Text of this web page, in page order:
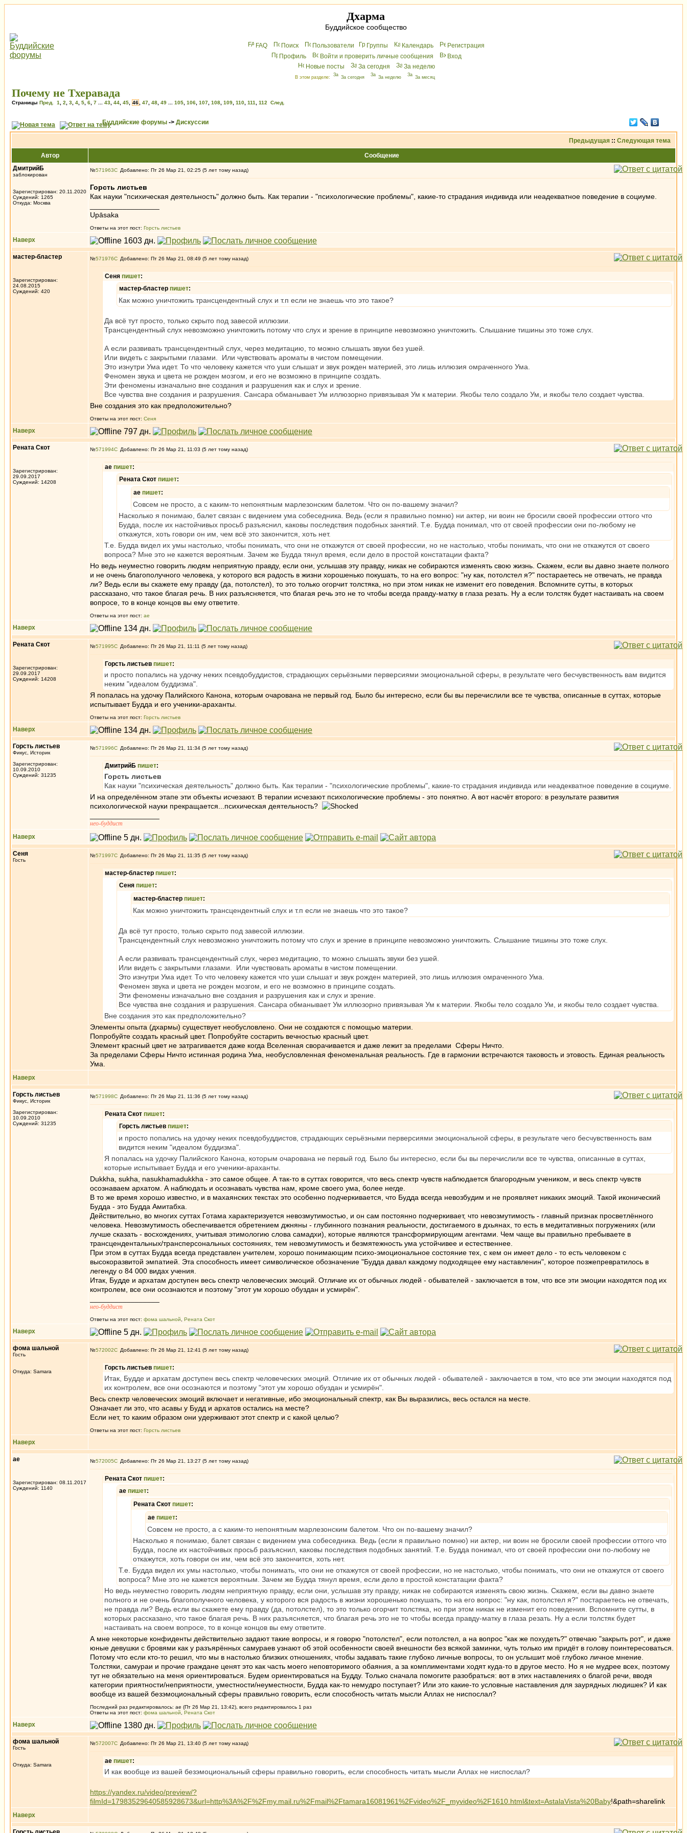
Дхарма
Буддийское сообщество
FAQ Поиск Пользователи Группы Календарь
Peгиcтрaция
Профиль
Войти и проверить личные сообщения
Вхoд
Новые посты
За сегодня За неделю
В этом разделе: За сегодня За неделю За месяц
Почему не Тхеравада
Страницы Пред. 1 2 3 4 5 6 7 43 44 45 46 47 48 49 105 106 107 108 109 110 111 112 След.
Буддийские форумы -> Дискуссии
Предыдущая :: Следующая тема
Автор
Сообщение
ДмитрийБ
заблокирован
Зарегистрирован: 20.11.2020
Суждений: 1265
Откуда: Москва
№571963 Добавлено: Пт 26 Мар 21, 02:25 (5 лет тому назад)
Горсть листьев
Как науки "психическая деятельность" должно быть. Как терапии - "психологические проблемы", какие-то страдания индивида или неадекватное поведение в социуме.
Upāsaka
Ответы на этот пост: Горсть листьев
Наверх
мастер-бластер
Зарегистрирован:
24.08.2015
Суждений: 420
№571976 Добавлено: Пт 26 Мар 21, 08:49 (5 лет тому назад)
Сеня пишет:
мастер-бластер пишет:
Как можно уничтожить трансцендентный слух и т.п если не знаешь что это такое?
Да всё тут просто, только скрыто под завесой иллюзии.
Трансцендентный слух невозможно уничтожить потому что слух и зрение в принципе невозможно уничтожить. Слышание тишины это тоже слух.
А если развивать трансцендентный слух, через медитацию, то можно слышать звуки без ушей.
Или видеть с закрытыми глазами. Или чувствовать ароматы в чистом помещении.
Это изнутри Ума идет. То что человеку кажется что уши слышат и звук рожден материей, это лишь иллюзия омраченного Ума.
Феномен звука и цвета не рожден мозгом, и его не возможно в принципе создать.
Эти феномены изначально вне создания и разрушения как и слух и зрение.
Все чувства вне создания и разрушения. Сансара обманывает Ум иллюзорно привязывая Ум к материи. Якобы тело создало Ум, и якобы тело создает чувства.
Вне создания это как предположительно?
Ответы на этот пост: Сеня
Наверх
Рената Скот
Зарегистрирован:
29.09.2017
Суждений: 14208
№571994 Добавлено: Пт 26 Мар 21, 11:03 (5 лет тому назад)
ae пишет:
Рената Скот пишет:
ae пишет:
Совсем не просто, а с каким-то непонятным марлезонским балетом. Что он по-вашему значил?
Насколько я понимаю, балет связан с видением ума собеседника. Ведь (если я правильно помню) ни актер, ни воин не бросили своей профессии оттого что
Будда, после их настойчивых просьб разъяснил, каковы последствия подобных занятий. Т.е. Будда понимал, что от своей профессии они по-любому не
откажутся, хоть говори он им, чем всё это закончится, хоть нет.
Т.е. Будда видел их умы настолько, чтобы понимать, что они не откажутся от своей профессии, но не настолько, чтобы понимать, что они не откажутся от своего
вопроса? Мне это не кажется вероятным. Зачем же Будда тянул время, если дело в простой констатации факта?
Но ведь неуместно говорить людям неприятную правду, если они, услышав эту правду, никак не собираются изменять свою жизнь. Скажем, если вы давно знаете полного
и не очень благополучного человека, у которого вся радость в жизни хорошенько покушать, то на его вопрос: "ну как, потолстел я?" постараетесь не отвечать, не правда
ли? Ведь если вы скажете ему правду (да, потолстел), то это только огорчит толстяка, но при этом никак не изменит его поведения. Вспомните сутты, в которых
рассказано, что такое благая речь. В них разъясняется, что благая речь это не то чтобы всегда правду-матку в глаза резать. Ну а если толстяк будет настаивать на своем
вопросе, то в конце концов вы ему ответите.
Ответы на этот пост: ae
Наверх
Рената Скот
Зарегистрирован:
29.09.2017
Суждений: 14208
№571995 Добавлено: Пт 26 Мар 21, 11:11 (5 лет тому назад)
Горсть листьев пишет:
и просто попались на удочку неких псевдобуддистов, страдающих серьёзными перверсиями эмоциональной сферы, в результате чего бесчувственность вам видится
неким "идеалом буддизма".
Я попалась на удочку Палийского Канона, которым очарована не первый год. Было бы интересно, если бы вы перечислили все те чувства, описанные в суттах, которые
испытывает Будда и его ученики-араханты.
Ответы на этот пост: Горсть листьев
Наверх
Горсть листьев
Фикус, Историк
Зарегистрирован:
10.09.2010
Суждений: 31235
№571996 Добавлено: Пт 26 Мар 21, 11:34 (5 лет тому назад)
ДмитрийБ пишет:
Горсть листьев
Как науки "психическая деятельность" должно быть. Как терапии - "психологические проблемы", какие-то страдания индивида или неадекватное поведение в социуме.
И на определённом этапе эти объекты исчезают. В терапии исчезают психологические проблемы - это понятно. А вот насчёт второго: в результате развития
психологической науки прекращается...психическая деятельность?
нео-буддист
Наверх
Сеня
Гость
№571997 Добавлено: Пт 26 Мар 21, 11:35 (5 лет тому назад)
мастер-бластер пишет:
Сеня пишет:
мастер-бластер пишет:
Как можно уничтожить трансцендентный слух и т.п если не знаешь что это такое?
Да всё тут просто, только скрыто под завесой иллюзии.
Трансцендентный слух невозможно уничтожить потому что слух и зрение в принципе невозможно уничтожить. Слышание тишины это тоже слух.
А если развивать трансцендентный слух, через медитацию, то можно слышать звуки без ушей.
Или видеть с закрытыми глазами. Или чувствовать ароматы в чистом помещении.
Это изнутри Ума идет. То что человеку кажется что уши слышат и звук рожден материей, это лишь иллюзия омраченного Ума.
Феномен звука и цвета не рожден мозгом, и его не возможно в принципе создать.
Эти феномены изначально вне создания и разрушения как и слух и зрение.
Все чувства вне создания и разрушения. Сансара обманывает Ум иллюзорно привязывая Ум к материи. Якобы тело создало Ум, и якобы тело создает чувства.
Вне создания это как предположительно?
Элементы опыта (дхармы) существует необусловлено. Они не создаются с помощью материи.
Попробуйте создать красный цвет. Попробуйте состарить вечностью красный цвет.
Элемент красный цвет не затрагивается даже когда Вселенная сворачивается и даже лежит за пределами Сферы Ничто.
За пределами Сферы Ничто истинная родина Ума, необусловленная феноменальная реальность. Где в гармонии встречаются таковость и этовость. Единая реальность
Ума.
Наверх
Горсть листьев
Фикус, Историк
Зарегистрирован:
10.09.2010
Суждений: 31235
№571998 Добавлено: Пт 26 Мар 21, 11:36 (5 лет тому назад)
Рената Скот пишет:
Горсть листьев пишет:
и просто попались на удочку неких псевдобуддистов, страдающих серьёзными перверсиями эмоциональной сферы, в результате чего бесчувственность вам
видится неким "идеалом буддизма".
Я попалась на удочку Палийского Канона, которым очарована не первый год. Было бы интересно, если бы вы перечислили все те чувства, описанные в суттах,
которые испытывает Будда и его ученики-араханты.
Dukkha, sukha, nasukhamadukkha - это самое общее. А так-то в суттах говорится, что весь спектр чувств наблюдается благородным учеником, и весь спектр чувств
осознаваем архатом. А наблюдать и осознавать чувства нам, кроме своего ума, более негде.
В то же время хорошо известно, и в махаянских текстах это особенно подчеркивается, что Будда всегда невозбудим и не проявляет никаких эмоций. Такой иконический
Будда - это Будда Амитабха.
Действительно, во многих суттах Готама характеризуется невозмутимостью, и он сам постоянно подчеркивает, что невозмутимость - главный признак просветлённого
человека. Невозмутимость обеспечивается обретением джняны - глубинного познания реальности, достигаемого в дхьянах, то есть в медитативных погружениях (или
лучше сказать - восхождениях, учитывая этимологию слова самадхи), которые являются трансформирующим агентами. Чем чаще вы правильно пребываете в
трансцендентальных/трансперсональных состояниях, тем невозмутимость и безмятежность ума устойчивее и естественнее.
При этом в суттах Будда всегда представлен учителем, хорошо понимающим психо-эмоциональное состояние тех, с кем он имеет дело - то есть человеком с
высокоразвитой эмпатией. Эта способность имеет символическое обозначение "Будда давал каждому подходящее ему наставленин", которое позжепревратилось в
легенду о 84 000 видах учения.
Итак, Будде и архатам доступен весь спектр человеческих эмоций. Отличие их от обычных людей - обывателей - заключается в том, что все эти эмоции находятся под их
контролем, все они осознаются и поэтому "этот ум хорошо обуздан и усмирён".
нео-буддист
Ответы на этот пост: фома шальной Рената Скот
Наверх
фома шальной
Гость
Откуда: Samara
№572002 Добавлено: Пт 26 Мар 21, 12:41 (5 лет тому назад)
Горсть листьев пишет:
Итак, Будде и архатам доступен весь спектр человеческих эмоций. Отличие их от обычных людей - обывателей - заключается в том, что все эти эмоции находятся под
их контролем, все они осознаются и поэтому "этот ум хорошо обуздан и усмирён".
Весь спектр человеческих эмоций включает и негативные, ибо эмоциональный спектр, как Вы выразились, весь остался на месте.
Означает ли это, что асавы у Будд и архатов остались на месте?
Если нет, то каким образом они удерживают этот спектр и с какой целью?
Ответы на этот пост: Горсть листьев
Наверх
ae
Зарегистрирован: 08.11.2017
Суждений: 1140
№572005 Добавлено: Пт 26 Мар 21, 13:27 (5 лет тому назад)
Рената Скот пишет:
ae пишет:
Рената Скот пишет:
ae пишет:
Совсем не просто, а с каким-то непонятным марлезонским балетом. Что он по-вашему значил?
Насколько я понимаю, балет связан с видением ума собеседника. Ведь (если я правильно помню) ни актер, ни воин не бросили своей профессии оттого что
Будда, после их настойчивых просьб разъяснил, каковы последствия подобных занятий. Т.е. Будда понимал, что от своей профессии они по-любому не
откажутся, хоть говори он им, чем всё это закончится, хоть нет.
Т.е. Будда видел их умы настолько, чтобы понимать, что они не откажутся от своей профессии, но не настолько, чтобы понимать, что они не откажутся от своего
вопроса? Мне это не кажется вероятным. Зачем же Будда тянул время, если дело в простой констатации факта?
Но ведь неуместно говорить людям неприятную правду, если они, услышав эту правду, никак не собираются изменять свою жизнь. Скажем, если вы давно знаете
полного и не очень благополучного человека, у которого вся радость в жизни хорошенько покушать, то на его вопрос: "ну как, потолстел я?" постараетесь не отвечать,
не правда ли? Ведь если вы скажете ему правду (да, потолстел), то это только огорчит толстяка, но при этом никак не изменит его поведения. Вспомните сутты, в
которых рассказано, что такое благая речь. В них разъясняется, что благая речь это не то чтобы всегда правду-матку в глаза резать. Ну а если толстяк будет
настаивать на своем вопросе, то в конце концов вы ему ответите.
А мне некоторые конфиденты действительно задают такие вопросы, и я говорю "потолстел", если потолстел, а на вопрос "как же похудеть?" отвечаю "закрыть рот", и даже
юные девушки с бровями как у разъярённых самураев узнают об этой особенности своей внешности без всякой заминки, чуть только им придёт в голову поинтересоваться.
Потому что если кто-то решил, что мы в настолько близких отношениях, чтобы задавать такие глубоко личные вопросы, то он услышит моё глубоко личное мнение.
Толстяки, самураи и прочие граждане ценят это как часть моего неповторимого обаяния, а за комплиментами ходят куда-то в другое место. Но я не мудрее всех, поэтому
тут не обязательно на меня ориентироваться. Будем ориентироваться на Будду. Только сначала помогите разобраться: вот в этих наставлениях о благой речи, вводя
категории приятности/неприятности, уместности/неуместности, Будда как-то немудро поступает? Или это какие-то условные наставления для заурядных людишек? И как
вообще из вашей безэмоциональный сферы правильно говорить, если способность читать мысли Аллах не ниспослал?
Последний раз редактировалось: ae (Пт 26 Мар 21, 13:42), всего редактировалось 1 раз
Ответы на этот пост: фома шальной Рената Скот
Наверх
фома шальной
Гость
Откуда: Samara
№572007 Добавлено: Пт 26 Мар 21, 13:40 (5 лет тому назад)
ae пишет:
И как вообще из вашей безэмоциональный сферы правильно говорить, если способность читать мысли Аллах не ниспослал?
https://yandex.ru/video/preview/?
filmId=17983529640585928673&url=http%3A%2F%2Fmy.mail.ru%2Fmail%2Ftamara16081961%2Fvideo%2F_myvideo%2F1610.html&text=AstalaVista%20Baby!&path=sharelink
Наверх